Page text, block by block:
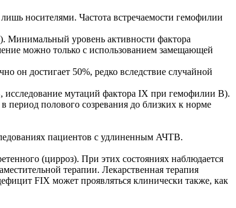
носителями. Частота встречаемости гемофилии
Минимальный уровень активности фактора
можно только с использованием замещающей
он достигает 50%, редко вследствие случайной
мутаций фактора IX при гемофилии B).
полового созревания до близких к норме
пациентов с удлиненным АЧТВ.
(цирроз). При этих состояниях наблюдается
терапии. Лекарственная терапия
FIX может проявляться клинически также, как